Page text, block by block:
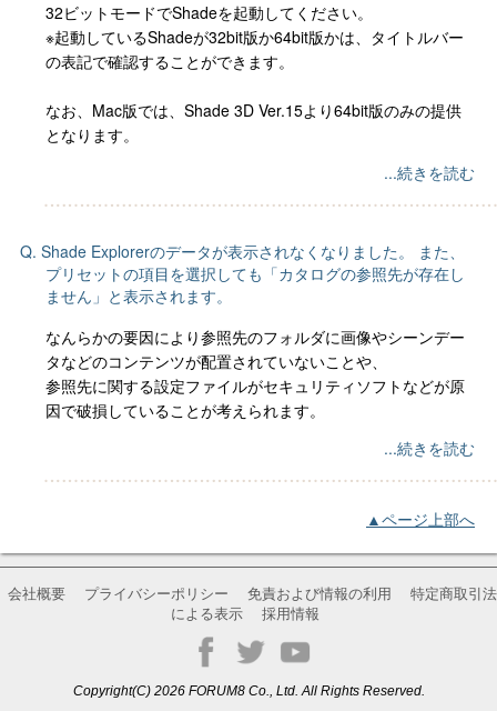
32ビットモードでShadeを起動してください。
※起動しているShadeが32bit版か64bit版かは、タイトルバー
の表記で確認することができます。
なお、Mac版では、Shade 3D Ver.15より64bit版のみの提供
となります。
...続きを読む
Q. Shade Explorerのデータが表示されなくなりました。 また、
プリセットの項目を選択しても「カタログの参照先が存在し
ません」と表示されます。
なんらかの要因により参照先のフォルダに画像やシーンデー
タなどのコンテンツが配置されていないことや、
参照先に関する設定ファイルがセキュリティソフトなどが原
因で破損していることが考えられます。
...続きを読む
▲ページ上部へ
会社概要 プライバシーポリシー 免責および情報の利用
特定商取引法
による表示
採用情報
Copyright(C) 2026 FORUM8 Co., Ltd. All Rights Reserved.